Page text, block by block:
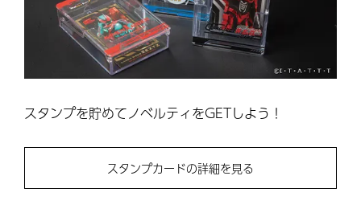
スタンプを貯めてノベルティをGETしよう！
スタンプカードの詳細を見る